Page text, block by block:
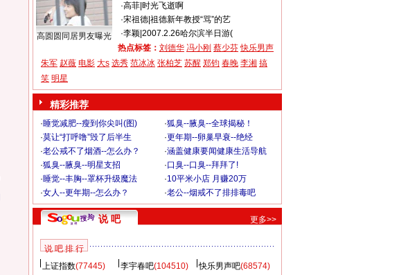
高圆圆同居男友曝光
·高菲| 时光飞逝啊
·宋祖德| 祖德新年教授“骂”的艺
·李颖| 2007.2.26哈尔滨半日游(
热点标签： 刘德华 冯小刚 蔡少芬 快乐男声
朱军 赵薇 电影 大s 选秀 范冰冰 张柏芝 苏醒 郑钧 春晚 李湘 搞
笑 明星
精彩推荐
·睡觉减肥--瘦到你尖叫(图) ·狐臭--腋臭--全球揭秘！
·莫让“打呼噜”毁了后半生 ·更年期--卵巢早衰--绝经
·老公戒不了烟酒--怎么办？ ·涵盖健康要闻健康生活导航
·狐臭--腋臭--明星支招 ·口臭--口臭--拜拜了!
·睡觉--丰胸--罩杯升级魔法 ·10平米小店 月赚20万
·女人--更年期--怎么办？ ·老公--烟戒不了排排毒吧
说 吧 更多>>
说 吧 排 行
上证指数(77445) 李宇春吧(104510) 快乐男声吧(68574)